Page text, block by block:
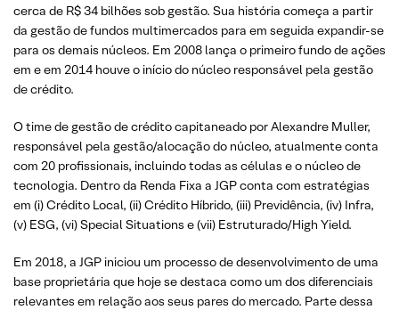
cerca de R$ 34 bilhões sob gestão. Sua história começa a partir
da gestão de fundos multimercados para em seguida expandir-se
para os demais núcleos. Em 2008 lança o primeiro fundo de ações
em e em 2014 houve o início do núcleo responsável pela gestão
de crédito.
O time de gestão de crédito capitaneado por Alexandre Muller,
responsável pela gestão/alocação do núcleo, atualmente conta
com 20 profissionais, incluindo todas as células e o núcleo de
tecnologia. Dentro da Renda Fixa a JGP conta com estratégias
em (i) Crédito Local, (ii) Crédito Híbrido, (iii) Previdência, (iv) Infra,
(v) ESG, (vi) Special Situations e (vii) Estruturado/High Yield.
Em 2018, a JGP iniciou um processo de desenvolvimento de uma
base proprietária que hoje se destaca como um dos diferenciais
relevantes em relação aos seus pares do mercado. Parte dessa